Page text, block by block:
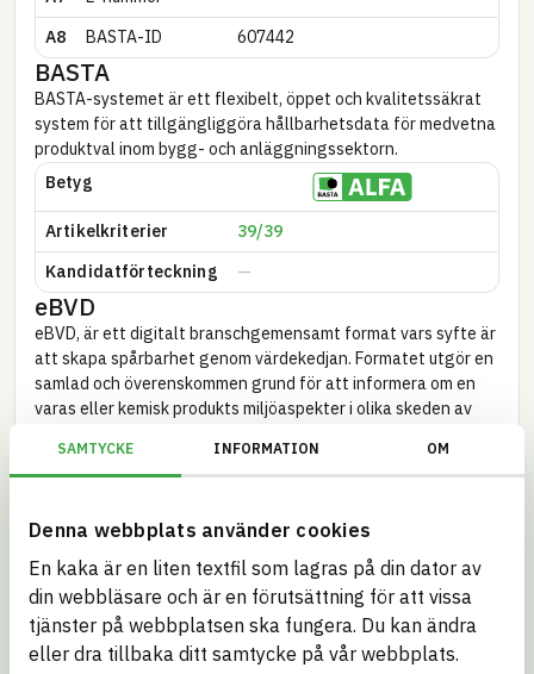
SAMTYCKE INFORMATION OM
Denna webbplats använder cookies
En kaka är en liten textfil som lagras på din dator av
din webbläsare och är en förutsättning för att vissa
tjänster på webbplatsen ska fungera. Du kan ändra
eller dra tillbaka ditt samtycke på vår webbplats.
A8
BASTA-ID 607442
BASTA
BASTA-systemet är ett flexibelt, öppet och kvalitetssäkrat
system för att tillgängliggöra hållbarhetsdata för medvetna
produktval inom bygg- och anläggningssektorn.
Betyg
Artikel­kriterier
39/39
Kandidatförteckning
eBVD
eBVD, är ett digitalt bransch­gemensamt format vars syfte är
att skapa spårbarhet genom värde­kedjan. Formatet utgör en
samlad och överens­kommen grund för att informera om en
varas eller kemisk produkts miljö­aspekter i olika skeden av
Se hur artikeln förhåller sig till andra kravställare och
BREEAM NOR BREEAM SE
Byggkeramikrådet DGNB – Danmark